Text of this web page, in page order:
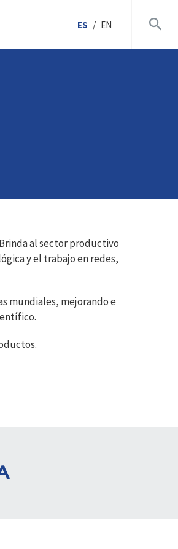
ES / EN
al sector productivo
y el trabajo en redes,
mundiales, mejorando e